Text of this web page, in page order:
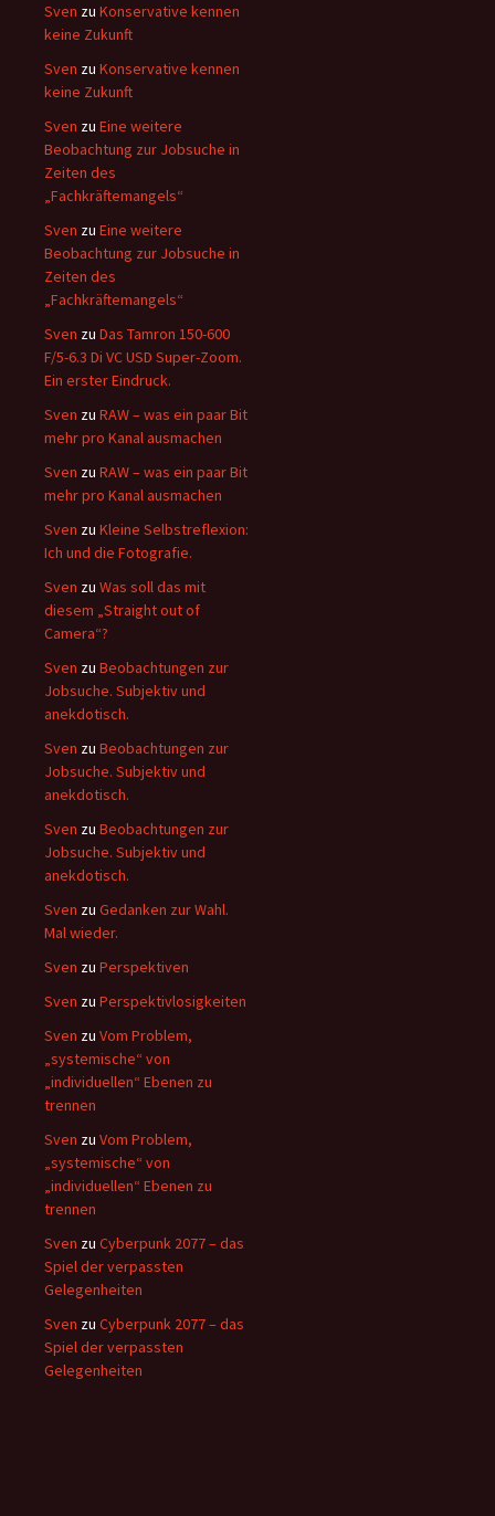
Sven zu Konservative kennen
keine Zukunft
Sven zu Konservative kennen
keine Zukunft
Sven zu Eine weitere
Beobachtung zur Jobsuche in
Zeiten des
„Fachkräftemangels“
Sven zu Eine weitere
Beobachtung zur Jobsuche in
Zeiten des
„Fachkräftemangels“
Sven zu Das Tamron 150-600
F/5-6.3 Di VC USD Super-Zoom.
Ein erster Eindruck.
Sven zu RAW – was ein paar Bit
mehr pro Kanal ausmachen
Sven zu RAW – was ein paar Bit
mehr pro Kanal ausmachen
Sven zu Kleine Selbstreflexion:
Ich und die Fotografie.
Sven zu Was soll das mit
diesem „Straight out of
Camera“?
Sven zu Beobachtungen zur
Jobsuche. Subjektiv und
anekdotisch.
Sven zu Beobachtungen zur
Jobsuche. Subjektiv und
anekdotisch.
Sven zu Beobachtungen zur
Jobsuche. Subjektiv und
anekdotisch.
Sven zu Gedanken zur Wahl.
Mal wieder.
Sven zu Perspektiven
Sven zu Perspektivlosigkeiten
Sven zu Vom Problem,
„systemische“ von
„individuellen“ Ebenen zu
trennen
Sven zu Vom Problem,
„systemische“ von
„individuellen“ Ebenen zu
trennen
Sven zu Cyberpunk 2077 – das
Spiel der verpassten
Gelegenheiten
Sven zu Cyberpunk 2077 – das
Spiel der verpassten
Gelegenheiten